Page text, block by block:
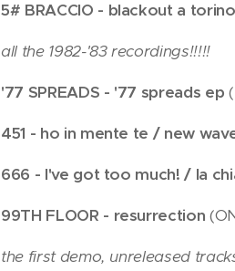
5# BRACCIO - blackout a
all the 1982-'83 recordings!!!!!
'77 SPREADS - '77 spreads ep
451 - ho in mente te / new
666 - I've got too much! / la
99TH FLOOR - resurrection
the first demo, unreleased